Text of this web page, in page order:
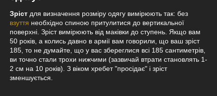
Зріст для визначення розміру одягу вимірюють так: без
взуття необхідно спиною притулитися до вертикальної
поверхні. Зріст вимірюють від маківки до ступень. Якщо вам
50 років, а колись давно в армії вам говорили, що ваш зріст
185, то не думайте, що у вас збереглися всі 185 сантиметрів,
ви точно стали трохи нижчими (зазвичай втрати становлять 1-
2 см на 10 років). З віком хребет "просідає" і зріст
зменшується.